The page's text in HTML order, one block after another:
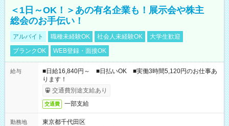
＜1日～OK！＞あの有名企業も！展示会や株主
総会のお手伝い！
アルバイト 職種未経験OK 社会人未経験OK
大学生歓迎
ブランクOK
WEB登録・面接OK
給与
■日給16,840円～ ■日払いOK ■実働3時間5,120円のお仕事あ
ります！
交通費別途支給あり
交通費 一部支給
勤務地
東京都千代田区